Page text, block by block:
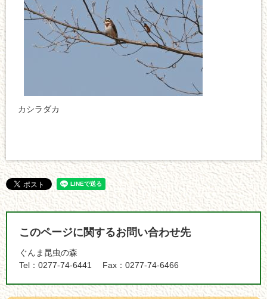
カシラダカ
このページに関するお問い合わせ先
ぐんま昆虫の森
Tel：0277-74-6441
Fax：0277-74-6466